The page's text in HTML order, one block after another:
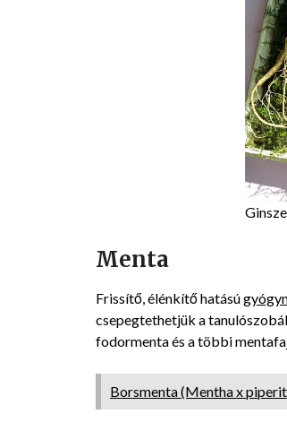
Menta
Frissítő, élénkítő hatású
csepegtethetjük a
fodormenta és a többi
Borsmenta (Mentha x